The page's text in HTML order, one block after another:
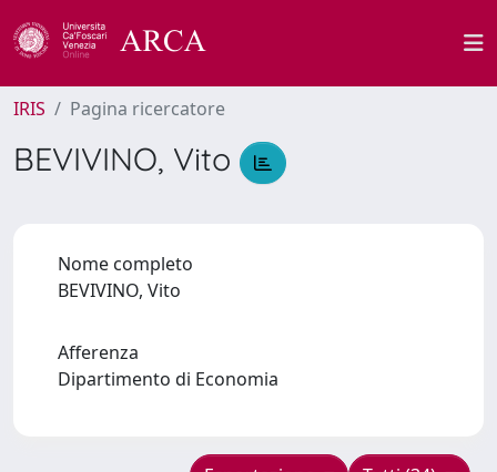
IRIS Pagina ricercatore
BEVIVINO, Vito
Nome completo
BEVIVINO, Vito
Afferenza
Dipartimento di Economia